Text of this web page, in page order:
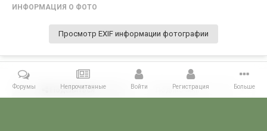
ИНФОРМАЦИЯ О ФОТО
Просмотр EXIF информации фотографии
Поделиться Подписчики 0
Форумы Непрочитанные Войти Регистрация Больше